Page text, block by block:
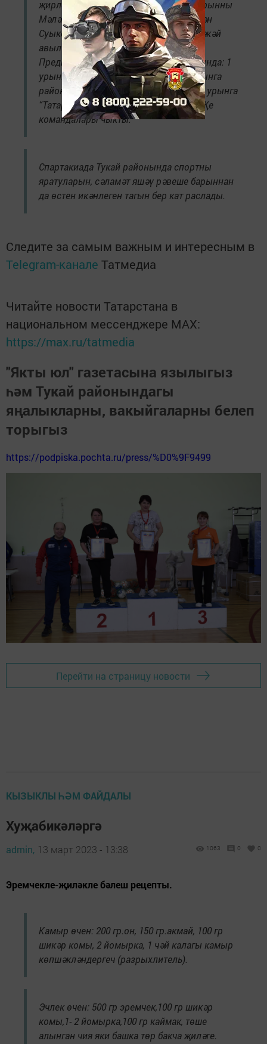
җирлекләре арасында җиңүчеләр: 1 урынны
Мәләкәс авыл җирлеге, 2 урынны Түбән
Суыксу авыл җирлеге, 3 урынны-Әҗмәкәй
авыл җирлеге командалары алды.
Предприятиеләр һәм оешмалар арасында: 1
урынга «Чаллы-Бройлер" ҖЧҖе, 2 урынга
район администрациясе командасы, 3 урынга
“Татарстан коммуналь челтәрләр"ҖЧҖе
командалары чыкты.
Спартакиада Тукай районында спортны
яратуларын, сәламәт яшәү рәвеше барыннан
да өстен икәнлеген тагын бер кат раслады.
Следите за самым важным и интересным в
Telegram-канале Татмедиа
Читайте новости Татарстана в
национальном мессенджере MАХ:
https://max.ru/tatmedia
"Якты юл" газетасына язылыгыз
һәм Тукай районындагы
яңалыкларны, вакыйгаларны белеп
торыгыз
https://podpiska.pochta.ru/press/%D0%9F9499
Перейти на страницу новости
КЫЗЫКЛЫ ҺӘМ ФАЙДАЛЫ
Хуҗабикәләргә
admin, 13 март 2023 - 13:38 1063 0 0
Эремчекле-җиләкле бәлеш рецепты.
Камыр өчен: 200 гр.он, 150 гр.акмай, 100 гр
шикәр комы, 2 йомырка, 1 чәй калагы камыр
көпшәкләндергеч (разрыхлитель).
Эчлек өчен: 500 гр эремчек,100 гр шикәр
комы,1- 2 йомырка,100 гр каймак, төше
алынган чия яки башка төр бакча җиләге.